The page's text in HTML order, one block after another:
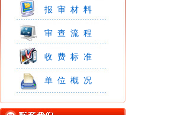
报审材料
审查流程
收费标准
单位概况